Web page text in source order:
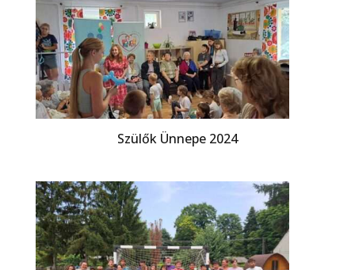
Szülők Ünnepe 2024